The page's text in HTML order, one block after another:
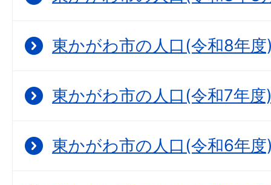
東かがわ市の人口(令和8年度
東かがわ市の人口(令和7年度
東かがわ市の人口(令和6年度